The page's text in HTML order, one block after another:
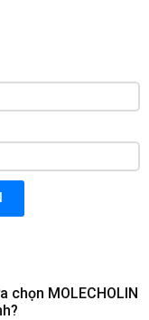
chọn MOLECHOLIN